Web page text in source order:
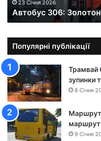
:
л
о
т
о
н
о
ш
а
—
23 Січня 2026
Автобус 306:
Популярні публікації
Трамвай
зупинки
8 Січня
9 Січня